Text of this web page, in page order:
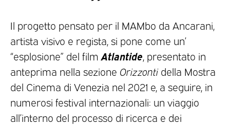
Il progetto pensato per il MAMbo da Ancarani,
artista visivo e regista, si pone come un’
“esplosione” del film Atlantide , presentato in
anteprima nella sezione Orizzontidella Mostra
del Cinema di Venezia nel 2021 e, a seguire, in
numerosi festival internazionali: un viaggio
all’interno del processo di ricerca e dei